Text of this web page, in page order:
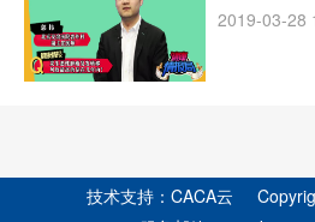
2019-03-28
技术支持：CACA云